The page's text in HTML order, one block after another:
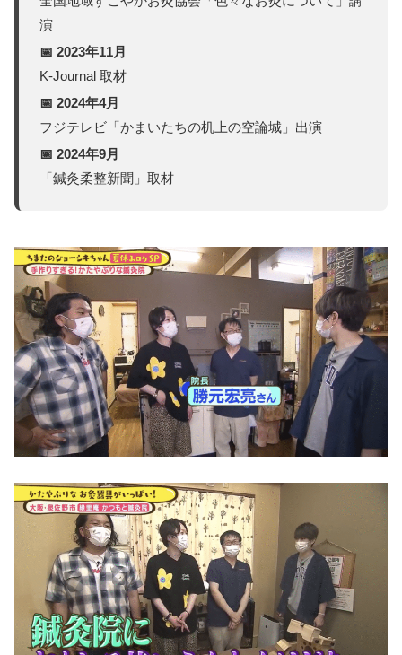
演
📅 2023年11月
K-Journal 取材
📅 2024年4月
フジテレビ「かまいたちの机上の空論城」出演
📅 2024年9月
「鍼灸柔整新聞」取材